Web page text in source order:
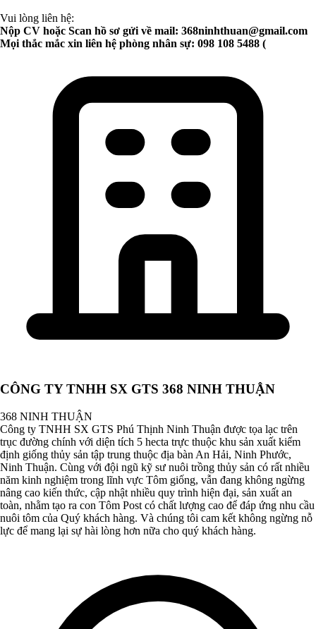
Vui lòng liên hệ:
Nộp CV hoặc Scan hồ sơ gửi về mail: 368ninhthuan@gmail.com
Mọi thắc mắc xin liên hệ phòng nhân sự: 098 108 5488 (
CÔNG TY TNHH SX GTS 368 NINH THUẬN
368 NINH THUẬN
Công ty TNHH SX GTS Phú Thịnh Ninh Thuận được tọa lạc trên
trục đường chính với diện tích 5 hecta trực thuộc khu sản xuất kiểm
định giống thủy sản tập trung thuộc địa bàn An Hải, Ninh Phước,
Ninh Thuận. Cùng với đội ngũ kỹ sư nuôi trồng thủy sản có rất nhiều
năm kinh nghiệm trong lĩnh vực Tôm giống, vẫn đang không ngừng
nâng cao kiến thức, cập nhật nhiều quy trình hiện đại, sản xuất an
toàn, nhằm tạo ra con Tôm Post có chất lượng cao để đáp ứng nhu cầu
nuôi tôm của Quý khách hàng. Và chúng tôi cam kết không ngừng nỗ
lực để mang lại sự hài lòng hơn nữa cho quý khách hàng.